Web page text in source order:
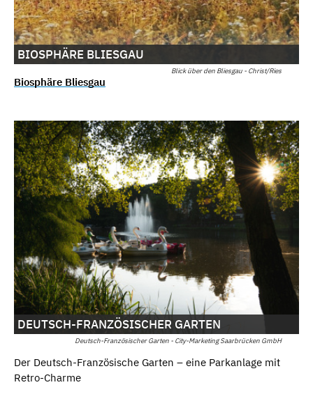
Blick über den Bliesgau - Christ/Ries
BIOSPHÄRE BLIESGAU
Biosphäre Bliesgau
Deutsch-Französischer Garten - City-Marketing Saarbrücken GmbH
DEUTSCH-FRANZÖSISCHER GARTEN
Der Deutsch-Französische Garten – eine Parkanlage mit
Retro-Charme